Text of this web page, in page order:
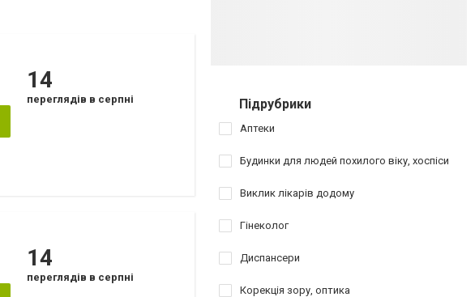
Лікування зубів при вагітності
Лікування пульпіту
Шинування зубів
"8" и "15", маршрутных такси 154,154А,112,145,110)
14
переглядів в серпні
14
переглядів в серпні
Підрубрики
Аптеки
Будинки для людей похилого віку, хоспіси
Виклик лікарів додому
Гінеколог
Диспансери
Корекція зору, оптика